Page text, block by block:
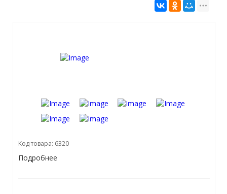
Код товара: 6320
Подробнее